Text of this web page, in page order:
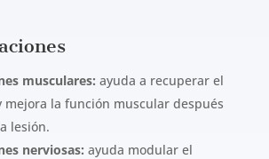
musculares: ayuda a recuperar el
mejora la función muscular después
lesión.
nerviosas: ayuda modular el